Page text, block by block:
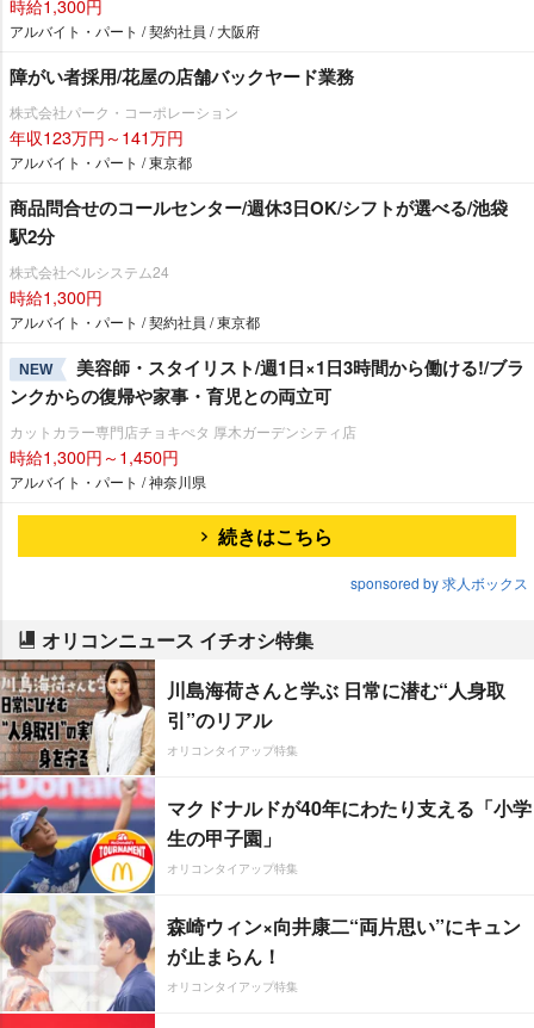
アルバイト・パート / 契約社員 / 大阪府
障がい者採用/花屋の店舗バックヤード業務
株式会社パーク・コーポレーション
年収123万円～141万円
アルバイト・パート / 東京都
商品問合せのコールセンター/週休3日OK/シフトが選べる/池袋
駅2分
株式会社ベルシステム24
時給1,300円
アルバイト・パート / 契約社員 / 東京都
NEW
美容師・スタイリスト/週1日×1日3時間から働ける!/ブラ
ンクからの復帰や家事・育児との両立可
カットカラー専門店チョキぺタ 厚木ガーデンシティ店
時給1,300円～1,450円
アルバイト・パート / 神奈川県
続きはこちら
sponsored by 求人ボックス
オリコンニュース イチオシ特集
川島海荷さんと学ぶ 日常に潜む“人身取
引”のリアル
オリコンタイアップ特集
マクドナルドが40年にわたり支える「小学
生の甲子園」
オリコンタイアップ特集
森崎ウィン×向井康二“両片思い”にキュン
が止まらん！
オリコンタイアップ特集